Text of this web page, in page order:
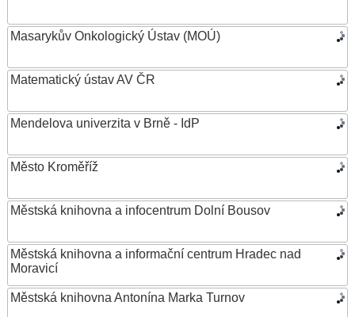
Masarykův Onkologický Ústav (MOÚ)
Matematický ústav AV ČR
Mendelova univerzita v Brně - IdP
Město Kroměříž
Městská knihovna a infocentrum Dolní Bousov
Městská knihovna a informační centrum Hradec nad
Moravicí
Městská knihovna Antonína Marka Turnov